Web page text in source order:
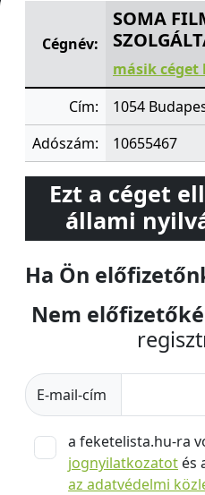
SOMA FILM KULTURÁLIS
Cégnév:
SOMA
másik céget
Cím:
1054
Adószám:
10655467
Ezt a céget
állami
Ha Ön
Nem
E-mail-cím
a feketelista.hu-ra
jognyilatkozatot és
az adatvédelmi